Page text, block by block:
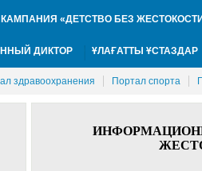
«ДЕТСТВО БЕЗ
ДИКТОР ҰЛАҒАТТЫ ҰСТАЗДАР
здравоохранения Портал спорта